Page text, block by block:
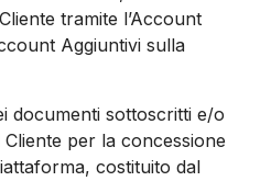
tramite l’Account
Aggiuntivi sulla
documenti sottoscritti e/o
per la concessione
costituito dal